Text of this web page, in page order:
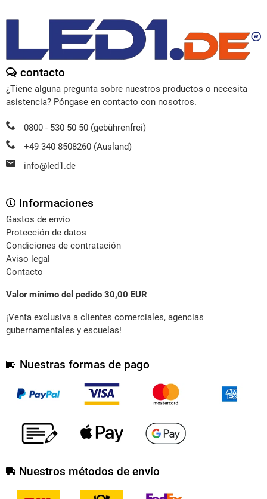
contacto
¿Tiene alguna pregunta sobre nuestros productos o necesita
asistencia? Póngase en contacto con nosotros.
0800 - 530 50 50 (gebührenfrei)
+49 340 8508260 (Ausland)
info@led1.de
Informaciones
Gastos de envío
Protección de datos
Condiciones de contratación
Aviso legal
Contacto
Valor mínimo del pedido 30,00 EUR
¡Venta exclusiva a clientes comerciales, agencias
gubernamentales y escuelas!
Nuestras formas de pago
Nuestros métodos de envío